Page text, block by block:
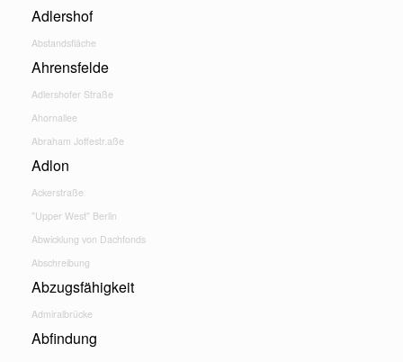
Adlershof
Abstandsfläche
Ahrensfelde
Adlershofer Straße
Ahornallee
Abraham Joffestr.aße
Adlon
Ackerstraße
"Upper West" Berlin
Abwicklung von Dachfonds
Abschreibung
Abzugsfähigkeit
Admiralbrücke
Abfindung